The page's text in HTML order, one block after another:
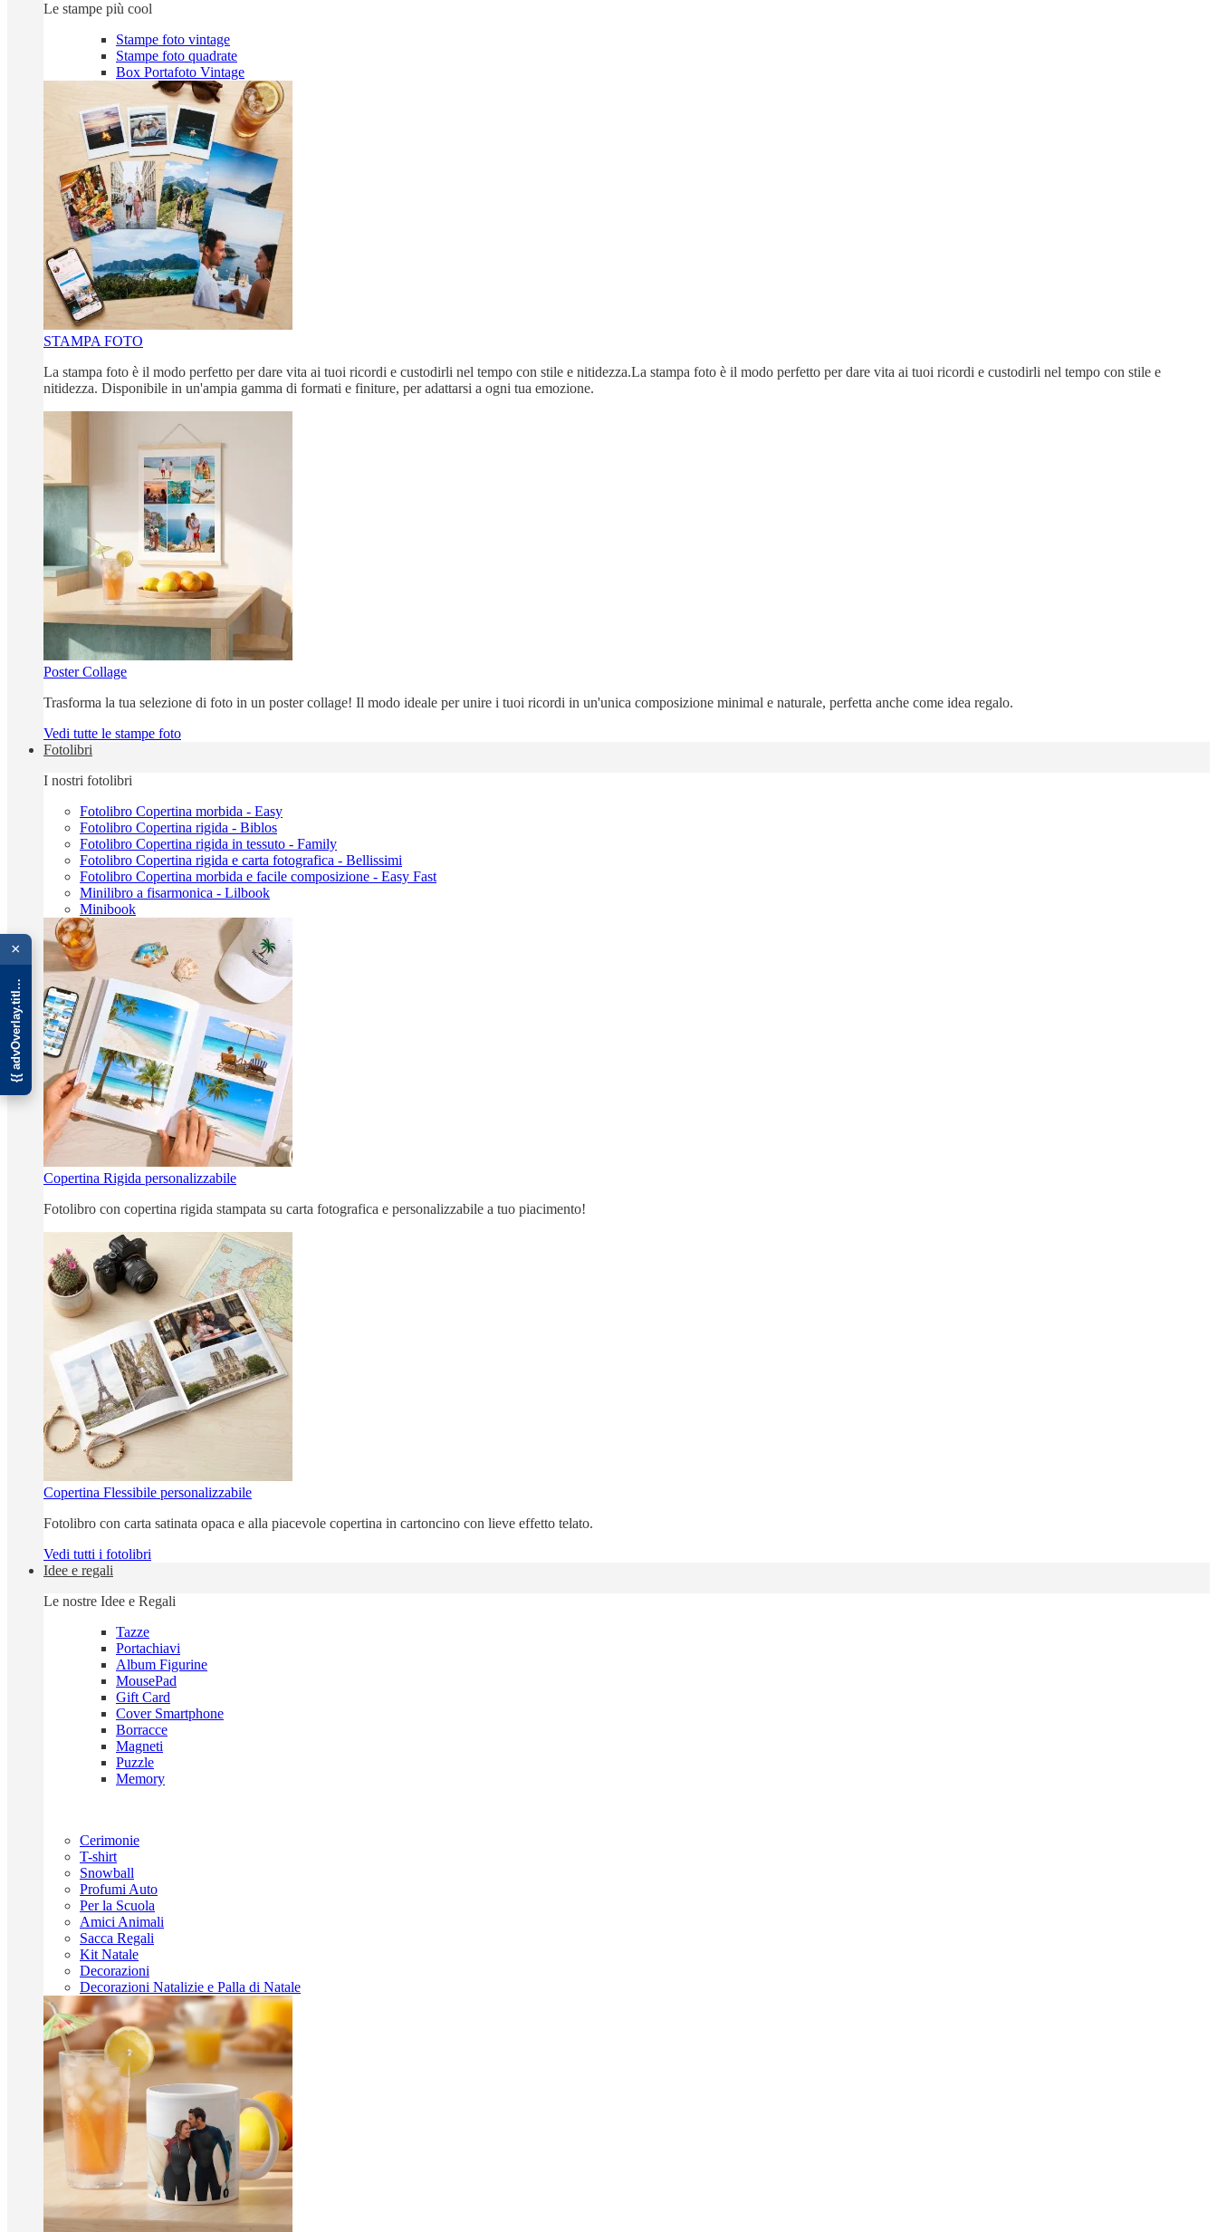
Le stampe più cool
Stampe foto vintage
Stampe foto quadrate
Box Portafoto Vintage
STAMPA FOTO
La stampa foto è il modo perfetto per dare vita ai tuoi ricordi e custodirli nel tempo con stile e nitidezza.La stampa foto è il modo perfetto per dare vita ai tuoi ricordi e custodirli nel tempo con stile e
nitidezza. Disponibile in un'ampia gamma di formati e finiture, per adattarsi a ogni tua emozione.
Poster Collage
Trasforma la tua selezione di foto in un poster collage! Il modo ideale per unire i tuoi ricordi in un'unica composizione minimal e naturale, perfetta anche come idea regalo.
Vedi tutte le stampe foto
Fotolibri
I nostri fotolibri
Fotolibro Copertina morbida - Easy
Fotolibro Copertina rigida - Biblos
Fotolibro Copertina rigida in tessuto - Family
Fotolibro Copertina rigida e carta fotografica - Bellissimi
Fotolibro Copertina morbida e facile composizione - Easy Fast
Minilibro a fisarmonica - Lilbook
Minibook
Copertina Rigida personalizzabile
Fotolibro con copertina rigida stampata su carta fotografica e personalizzabile a tuo piacimento!
Copertina Flessibile personalizzabile
Fotolibro con carta satinata opaca e alla piacevole copertina in cartoncino con lieve effetto telato.
Vedi tutti i fotolibri
Idee e regali
Le nostre Idee e Regali
Tazze
Portachiavi
Album Figurine
MousePad
Gift Card
Cover Smartphone
Borracce
Magneti
Puzzle
Memory
Cerimonie
T-shirt
Snowball
Profumi Auto
Per la Scuola
Amici Animali
Sacca Regali
Kit Natale
Decorazioni
Decorazioni Natalizie e Palla di Natale
×
{{ advOverlay.title || 'Promo' }}